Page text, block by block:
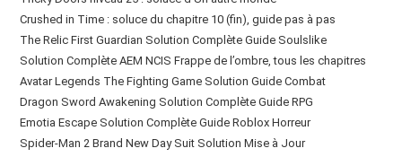
Crushed in Time : soluce du chapitre 10 (fin), guide pas à pas
The Relic First Guardian Solution Complète Guide Soulslike
Solution Complète AEM NCIS Frappe de l’ombre, tous les chapitres
Avatar Legends The Fighting Game Solution Guide Combat
Dragon Sword Awakening Solution Complète Guide RPG
Emotia Escape Solution Complète Guide Roblox Horreur
Spider-Man 2 Brand New Day Suit Solution Mise à Jour